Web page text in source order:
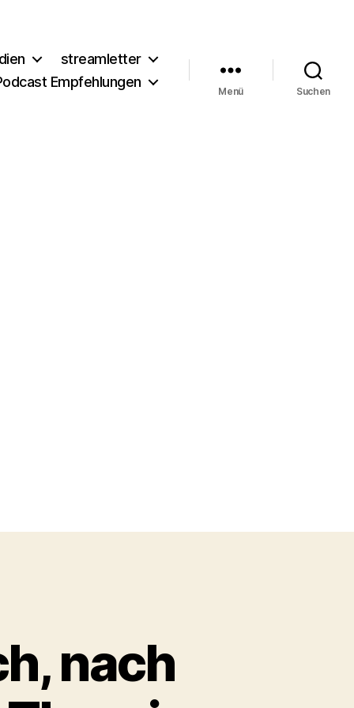
streamletter
Empfehlungen
Menü Suchen
nach